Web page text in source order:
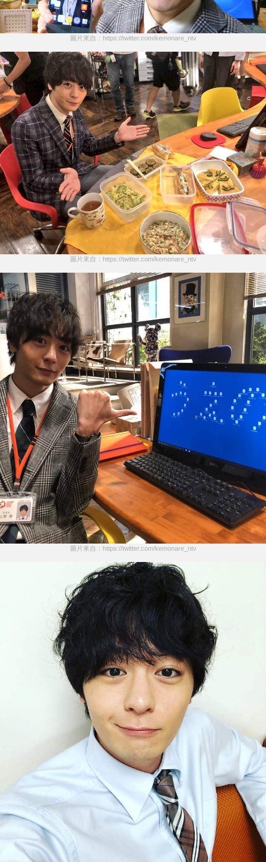
圖片來自：https://twitter.com/kemonare_ntv
圖片來自：https://twitter.com/kemonare_ntv
圖片來自：https://twitter.com/kemonare_ntv